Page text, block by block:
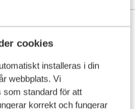
cookies
installeras i din
webbplats. Vi
som standard för att
korrekt och fungerar
omdömen